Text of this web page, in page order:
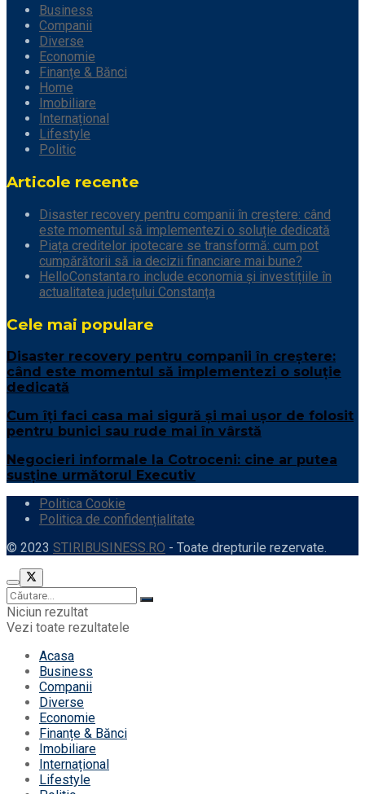
Business
Companii
Diverse
Economie
Finanțe & Bănci
Home
Imobiliare
Internațional
Lifestyle
Politic
Articole recente
Disaster recovery pentru companii în creștere: când
este momentul să implementezi o soluție dedicată
Piața creditelor ipotecare se transformă: cum pot
cumpărătorii să ia decizii financiare mai bune?
HelloConstanta.ro include economia și investițiile în
actualitatea județului Constanța
Cele mai populare
Disaster recovery pentru companii în creștere:
când este momentul să implementezi o soluție
dedicată
Cum îți faci casa mai sigură și mai ușor de folosit
pentru bunici sau rude mai în vârstă
Negocieri informale la Cotroceni: cine ar putea
susține următorul Executiv
Politica Cookie
Politica de confidențialitate
© 2023 STIRIBUSINESS.RO - Toate drepturile rezervate.
Niciun rezultat
Vezi toate rezultatele
Acasa
Business
Companii
Diverse
Economie
Finanțe & Bănci
Imobiliare
Internațional
Lifestyle